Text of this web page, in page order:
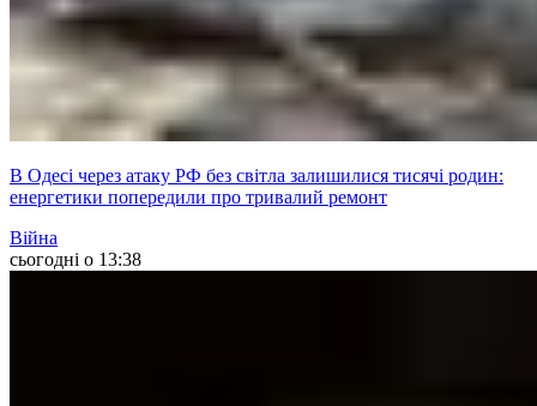
В Одесі через атаку РФ без світла залишилися тисячі родин:
енергетики попередили про тривалий ремонт
Війна
сьогодні о 13:38